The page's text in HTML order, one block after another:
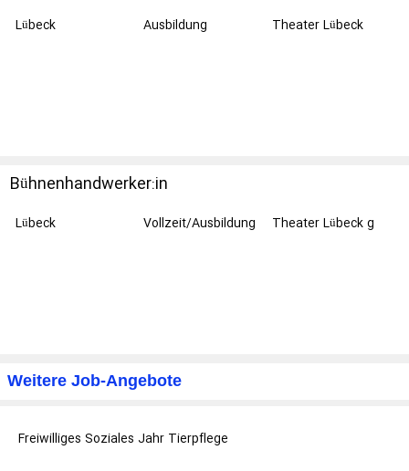
Lübeck Ausbildung
Theater Lübeck
Bühnenhandwerker:in
Lübeck Vollzeit/Ausbildung Theater Lübeck g
Weitere Job-Angebote
Freiwilliges Soziales Jahr Tierpflege